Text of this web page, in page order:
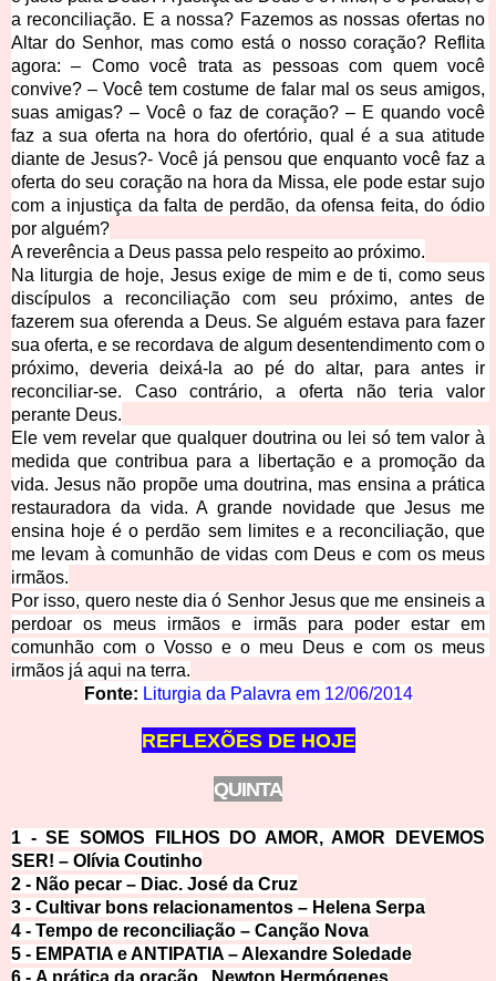
a reconciliação. E a nossa? Fazemos as nossas ofertas no
Altar do Senhor, mas como está o nosso coração? Reflita
agora: – Como você trata as pessoas com quem você
convive? – Você tem costume de falar mal os seus amigos,
suas amigas? – Você o faz de coração? – E quando você
faz a sua oferta na hora do ofertório, qual é a sua atitude
diante de Jesus?- Você já pensou que enquanto você faz a
oferta do seu coração na hora da Missa, ele pode estar sujo
com a injustiça da falta de perdão, da ofensa feita, do ódio
por alguém?
A reverência a Deus passa pelo respeito ao próximo.
Na liturgia de hoje, Jesus exige de mim e de ti, como seus
discípulos a reconciliação com seu próximo, antes de
fazerem sua oferenda a Deus. Se alguém estava para fazer
sua oferta, e se recordava de algum desentendimento com o
próximo, deveria deixá-la ao pé do altar, para antes ir
reconciliar-se. Caso contrário, a oferta não teria valor
perante Deus.
Ele vem revelar que qualquer doutrina ou lei só tem valor à
medida que contribua para a libertação e a promoção da
vida. Jesus não propõe uma doutrina, mas ensina a prática
restauradora da vida. A grande novidade que Jesus me
ensina hoje é o perdão sem limites e a reconciliação, que
me levam à comunhão de vidas com Deus e com os meus
irmãos.
Por isso, quero neste dia ó Senhor Jesus que me ensineis a
perdoar os meus irmãos e irmãs para poder estar em
comunhão com o Vosso e o meu Deus e com os meus
irmãos já aqui na terra.
Fonte: Liturgia da Palavra em 12/06/2014
REFLEXÕES DE HOJE
QUINTA
1 -SE SOMOS FILHOS DO AMOR, AMOR DEVEMOS
SER! – Olívia Coutinho
2 - Não pecar – Diac. José da Cruz
3 - Cultivar bons relacionamentos – Helena Serpa
4 - Tempo de reconciliação – Canção Nova
5 - EMPATIA e ANTIPATIA – Alexandre Soledade
6 - A prática da oração...Newton Hermógenes